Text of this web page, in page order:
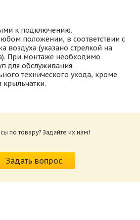
к подключению.
положении, в соответствии с
воздуха (указано стрелкой на
При монтаже необходимо
для обслуживания.
технического ухода, кроме
крыльчатки.
Мб
вентиляторов Shuft серия
Кб
по товару? Задайте их нам!
Задать вопрос